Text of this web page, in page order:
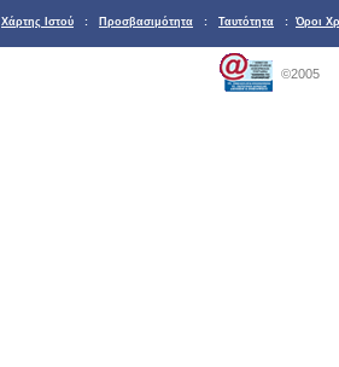
Χάρτης Ιστού : Προσβασιμότητα : Ταυτότητα : Όροι
©2005